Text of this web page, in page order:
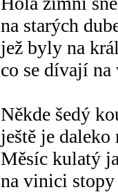
na starých
jež byly na
co se dívají
Někde šedý
ještě je daleko
Měsíc kulatý
na vinici